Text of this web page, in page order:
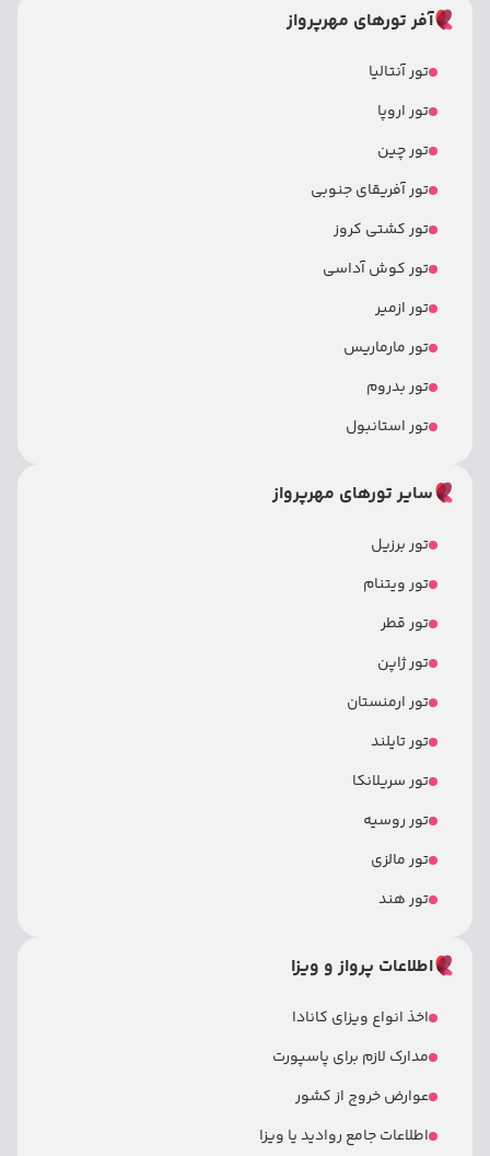
آفر تورهای مهرپرواز
تور آنتالیا
تور اروپا
تور چین
تور آفریقای جنوبی
تور کشتی کروز
تور کوش آداسی
تور ازمیر
تور مارماریس
تور بدروم
تور استانبول
سایر تورهای مهرپرواز
تور برزیل
تور ویتنام
تور قطر
تور ژاپن
تور ارمنستان
تور تایلند
تور سریلانکا
تور روسیه
تور مالزی
تور هند
اطلاعات پرواز و ویزا
اخذ انواع ویزای کانادا
مدارک لازم برای پاسپورت
عوارض خروج از کشور
اطلاعات جامع روادید یا ویزا